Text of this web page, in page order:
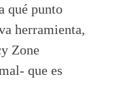
qué punto
herramienta,
Zone
que es